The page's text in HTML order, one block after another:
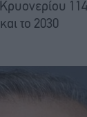
το 2030